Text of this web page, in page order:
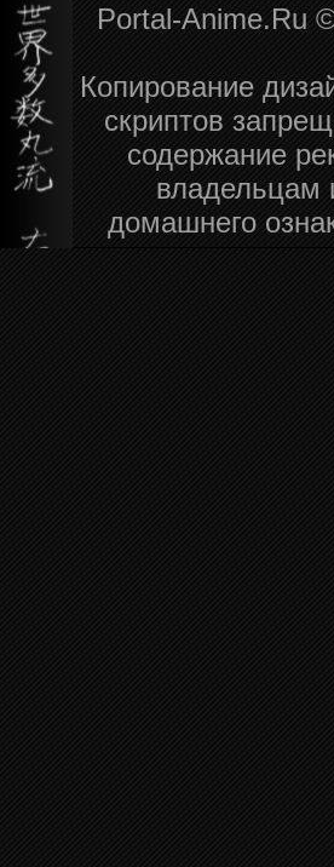
Portal-Anime.Ru
Копирование
скриптов
содержание
владельцам
домашнего